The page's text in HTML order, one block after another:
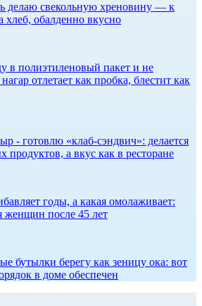
делаю свекольную хреновину — к
хлеб, обалденно вкусно
в полиэтиленовый пакет и не
отлетает как пробка, блестит как
- готовлю «клаб-сэндвич»: делается
продуктов, а вкус как в ресторане
годы, а какая омолаживает:
женщин после 45 лет
бутылки берегу как зеницу ока: вот
в доме обеспечен